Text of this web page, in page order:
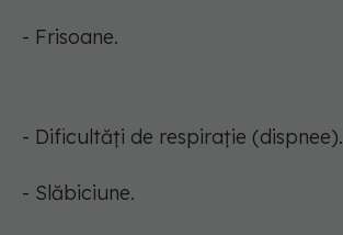
- Frisoane.
- Dificultăți de respirație (dispnee).
- Slăbiciune.